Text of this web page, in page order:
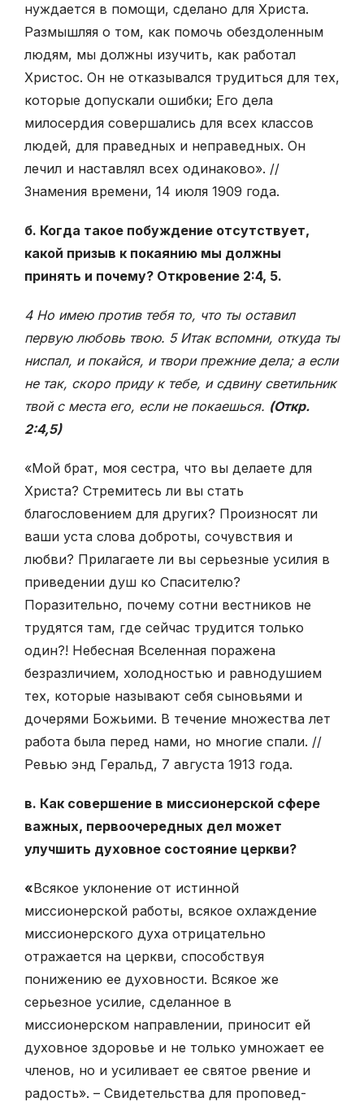
нуждается в помощи, сделано для Христа.
Размышляя о том, как помочь обездоленным
людям, мы должны изучить, как работал
Христос. Он не отказывался трудиться для тех,
которые допускали ошибки; Его дела
милосердия совершались для всех классов
людей, для праведных и неправедных. Он
лечил и наставлял всех одинаково». //
Знамения времени, 14 июля 1909 года.
б. Когда такое побуждение отсутствует,
какой призыв к покаянию мы должны
принять и почему? Откровение 2:4, 5.
4 Но имею против тебя то, что ты оставил
первую любовь твою. 5 Итак вспомни, откуда ты
ниспал, и покайся, и твори прежние дела; а если
не так, скоро приду к тебе, и сдвину светильник
твой с места его, если не покаешься. (Откр.
2:4,5)
«Мой брат, моя сестра, что вы делаете для
Христа? Стремитесь ли вы стать
благословением для других? Произносят ли
ваши уста слова доброты, сочувствия и
любви? Прилагаете ли вы серьезные усилия в
приведении душ ко Спасителю?
Поразительно, почему сотни вестников не
трудятся там, где сейчас трудится только
один?! Небесная Вселенная поражена
безразличием, холодностью и равнодушием
тех, которые называют себя сыновьями и
дочерями Божьими. В течение множества лет
работа была перед нами, но многие спали. //
Ревью энд Геральд, 7 августа 1913 года.
в. Как совершение в миссионерской сфере
важных, первоочередных дел может
улучшить духовное состояние церкви?
«Всякое уклонение от истинной
миссионерской работы, всякое охлаждение
миссионерского духа отрицательно
отражается на церкви, способствуя
понижению ее духовности. Всякое же
серьезное усилие, сделанное в
миссионерском направлении, приносит ей
духовное здоровье и не только умножает ее
членов, но и усиливает ее святое рвение и
радость». – Свидетельства для проповед-